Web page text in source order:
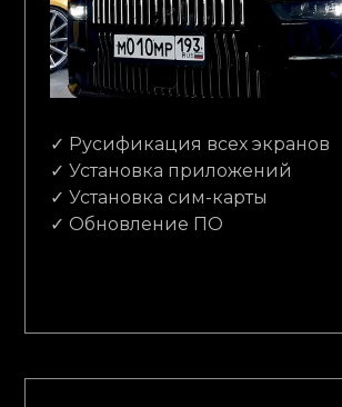
✓ Русификация всех экранов
✓ Установка приложений
✓ Установка сим-карты
✓ Обновление ПО